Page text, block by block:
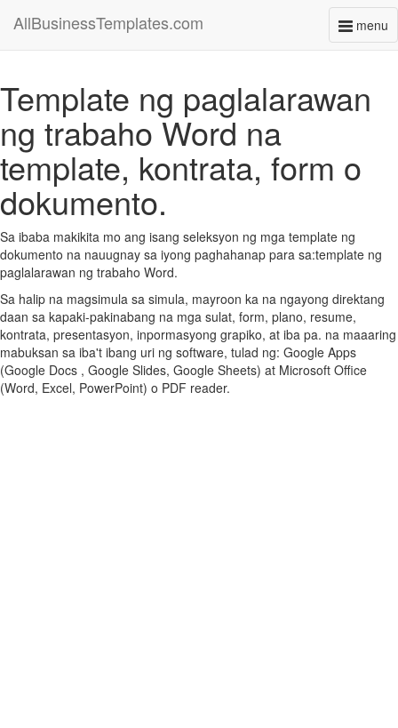
menu
AllBusinessTemplates.com
Template ng paglalarawan
ng trabaho Word na
template, kontrata, form o
dokumento.
Sa ibaba makikita mo ang isang seleksyon ng mga template ng
dokumento na nauugnay sa iyong paghahanap para sa:template ng
paglalarawan ng trabaho Word.
Sa halip na magsimula sa simula, mayroon ka na ngayong direktang
daan sa kapaki-pakinabang na mga sulat, form, plano, resume,
kontrata, presentasyon, inpormasyong grapiko, at iba pa. na maaaring
mabuksan sa iba't ibang uri ng software, tulad ng: Google Apps
(Google Docs , Google Slides, Google Sheets) at Microsoft Office
(Word, Excel, PowerPoint) o PDF reader.